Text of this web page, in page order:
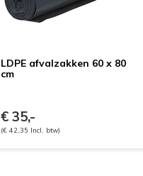
LDPE afvalzakken 60 x 80
cm
€ 35,-
(€ 42,35 Incl. btw)